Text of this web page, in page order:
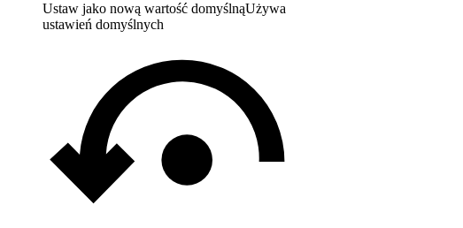
Ustaw jako nową wartość domyślnąUżywa
ustawień domyślnych